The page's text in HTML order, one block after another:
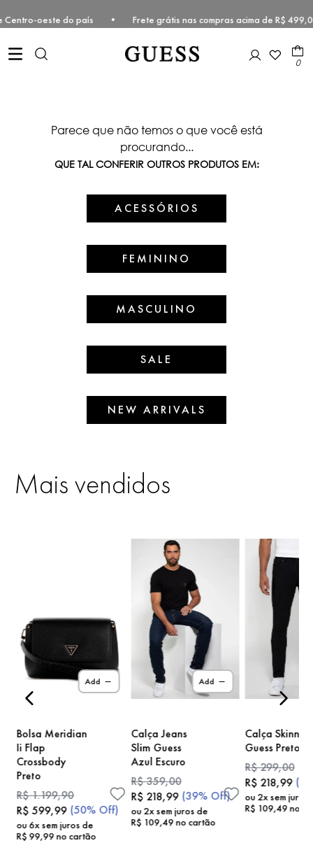
e Centro-oeste do país • Frete grátis nas compras acima de
0
Parece que não temos o que você está
procurando...
QUE TAL CONFERIR OUTROS PRODUTOS EM:
ACESSÓRIOS
FEMININO
MASCULINO
SALE
NEW ARRIVALS
Mais vendidos
Add
Bolsa Meridian
Ii Flap
Crossbody
Preto
R$1.199,90
R$ 599,99 (50% Off)
ou 6x sem juros de
R$ 99,99no cartão
Add
Calça Jeans
Slim Guess
Azul Escuro
R$359,00
R$ 218,99 (39% Off)
ou2x sem juros de
R$ 109,49no cartão
Calça Skinny
Guess Preto
R$299,00
R$ 218,99 (
ou 2x sem juros
R$ 109,49no